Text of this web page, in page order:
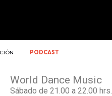
PODCAST
World Dance Music
Sábado de 21.00 a 22.00 hrs.